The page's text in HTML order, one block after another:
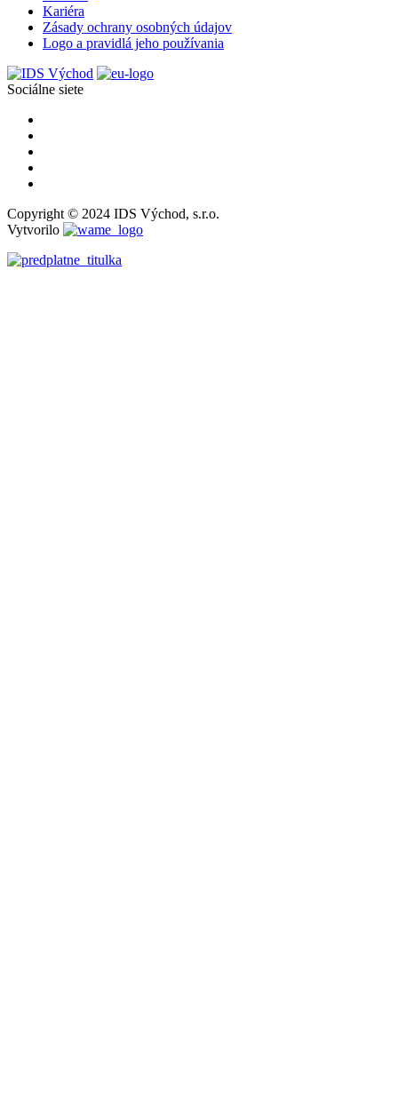
Kariéra
Zásady ochrany osobných údajov
Logo a pravidlá jeho používania
Sociálne siete
Copyright © 2024 IDS Východ, s.r.o.
Vytvorilo